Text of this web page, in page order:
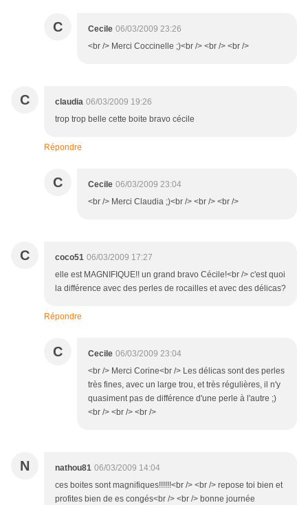
C Cecile 06/03/2009 23:26
<br /> Merci Coccinelle ;)<br /> <br /> <br />
C claudia 06/03/2009 19:26
trop trop belle cette boite bravo cécile
Répondre
C Cecile 06/03/2009 23:04
<br /> Merci Claudia ;)<br /> <br /> <br />
C coco51 06/03/2009 17:27
elle est MAGNIFIQUE!! un grand bravo Cécile!<br /> c'est quoi
la différence avec des perles de rocailles et avec des délicas?
Répondre
C Cecile 06/03/2009 23:04
<br /> Merci Corine<br /> Les délicas sont des perles
très fines, avec un large trou, et très régulières, il n'y
quasiment pas de différence d'une perle à l'autre ;)
<br /> <br /> <br />
N nathou81 06/03/2009 14:04
ces boites sont magnifiques!!!!!!<br /> <br /> repose toi bien et
profites bien de es congés<br /> <br /> bonne journée